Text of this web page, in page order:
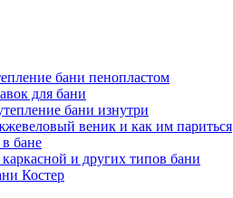
бани пенопластом
для бани
бани изнутри
веник и как им париться
бане
и других типов бани
Костер